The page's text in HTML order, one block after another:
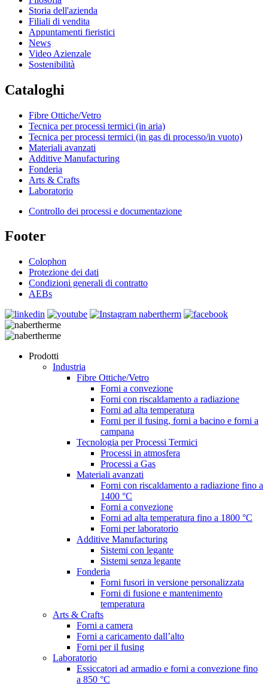
Storia dell'azienda
Filiali di vendita
Appuntamenti fieristici
News
Video Azienzale
Sostenibilità
Cataloghi
Fibre Ottiche/Vetro
Tecnica per processi termici (in aria)
Tecnica per processi termici (in gas di processo/in vuoto)
Materiali avanzati
Additive Manufacturing
Fonderia
Arts & Crafts
Laboratorio
Controllo dei processi e documentazione
Footer
Colophon
Protezione dei dati
Condizioni generali di contratto
AEBs
Prodotti
Industria
Fibre Ottiche/Vetro
Forni a convezione
Forni con riscaldamento a radiazione
Forni ad alta temperatura
Forni per il fusing, forni a bacino e forni a
campana
Tecnologia per Processi Termici
Processi in atmosfera
Processi a Gas
Materiali avanzati
Forni con riscaldamento a radiazione fino a
1400 °C
Forni a convezione
Forni ad alta temperatura fino a 1800 °C
Forni per laboratorio
Additive Manufacturing
Sistemi con legante
Sistemi senza legante
Fonderia
Forni fusori in versione personalizzata
Forni di fusione e mantenimento
temperatura
Arts & Crafts
Forni a camera
Forni a caricamento dall’alto
Forni per il fusing
Laboratorio
Essiccatori ad armadio e forni a convezione fino
a 850 °C